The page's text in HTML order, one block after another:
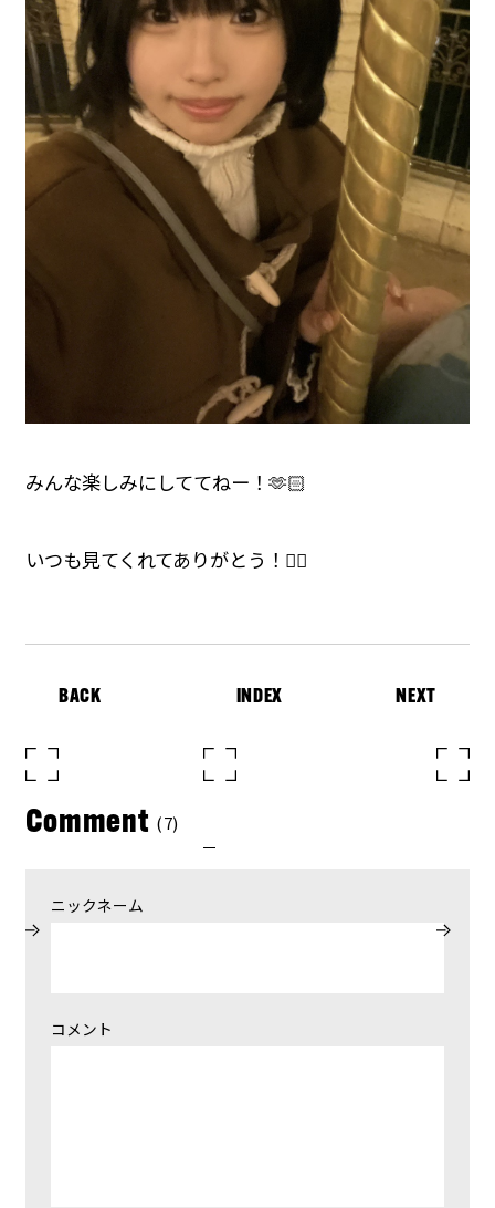
みんな楽しみにしててねー！🫶🏻
いつも見てくれてありがとう！✌🏻
BACK INDEX NEXT
Comment (7)
ニックネーム
コメント